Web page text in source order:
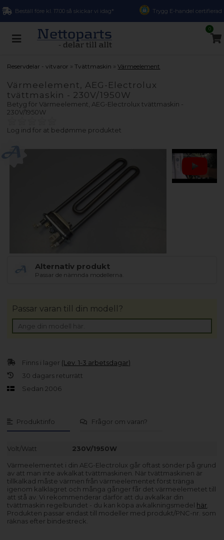
Beställ före kl. 17.00 så skickar vi idag* Trygg E-handel certifierad
0
Reservdelar - vitvaror »Tvättmaskin »Värmeelement
Värmeelement, AEG-Electrolux
tvättmaskin - 230V/1950W
Betyg förVärmeelement, AEG-Electrolux tvättmaskin -
230V/1950W
Log ind for at bedømme produktet
Alternativ produkt
Passar de nämnda modellerna.
Produktinfo Frågor om varan?
Volt/Watt 230V/1950W
Värmeelementet i din AEG-Electrolux går oftast sönder på grund
av att man inte avkalkat tvättmaskinen. När tvättmaskinen är
tillkalkad måste värmen från värmeelementet först tränga
igenom kalklagret och många gånger får det värmeelemetet till
att stå av. Vi rekommenderar därför att du avkalkar din
tvättmaskin regelbundet - du kan köpa avkalkningsmedel här
Produkten passar endast till modeller med produkt/PNC-nr. som
räknas efter bindestreck.
Finns i lager (Lev. 1-3 arbetsdagar)
30 dagars returrätt
Sedan 2006
Passar varan till din modell?